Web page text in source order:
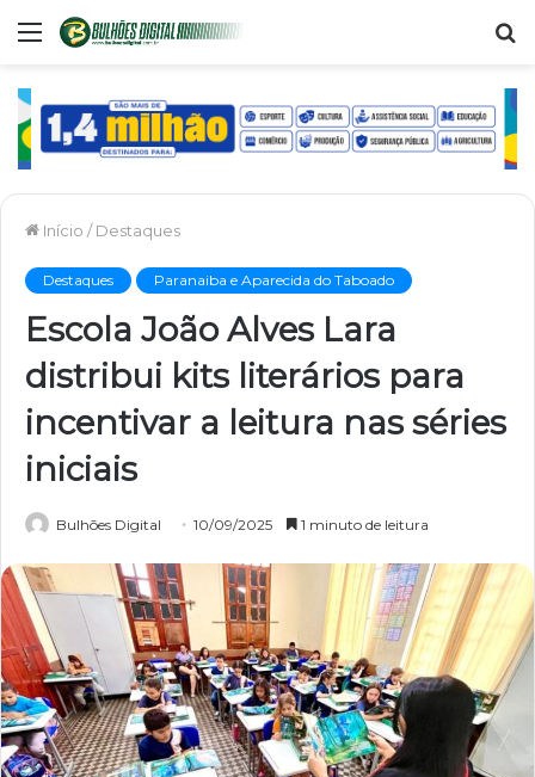
Menu
Início / Destaques
Destaques Paranaiba e Aparecida do Taboado
Escola João Alves Lara
distribui kits literários para
incentivar a leitura nas séries
iniciais
Bulhões Digital 10/09/2025 1 minuto de leitura